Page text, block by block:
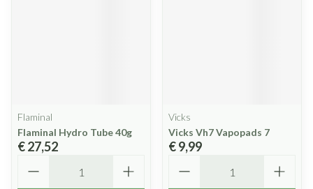
Flaminal
Flaminal Hydro Tube 40g
€ 27,52
Vicks
Vicks Vh7 Vapopads 7
€ 9,99